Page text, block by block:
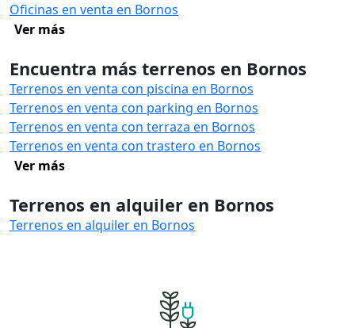
Oficinas en venta en Bornos
Ver más
Encuentra más terrenos en Bornos
Terrenos en venta con piscina en Bornos
Terrenos en venta con parking en Bornos
Terrenos en venta con terraza en Bornos
Terrenos en venta con trastero en Bornos
Ver más
Terrenos en alquiler en Bornos
Terrenos en alquiler en Bornos